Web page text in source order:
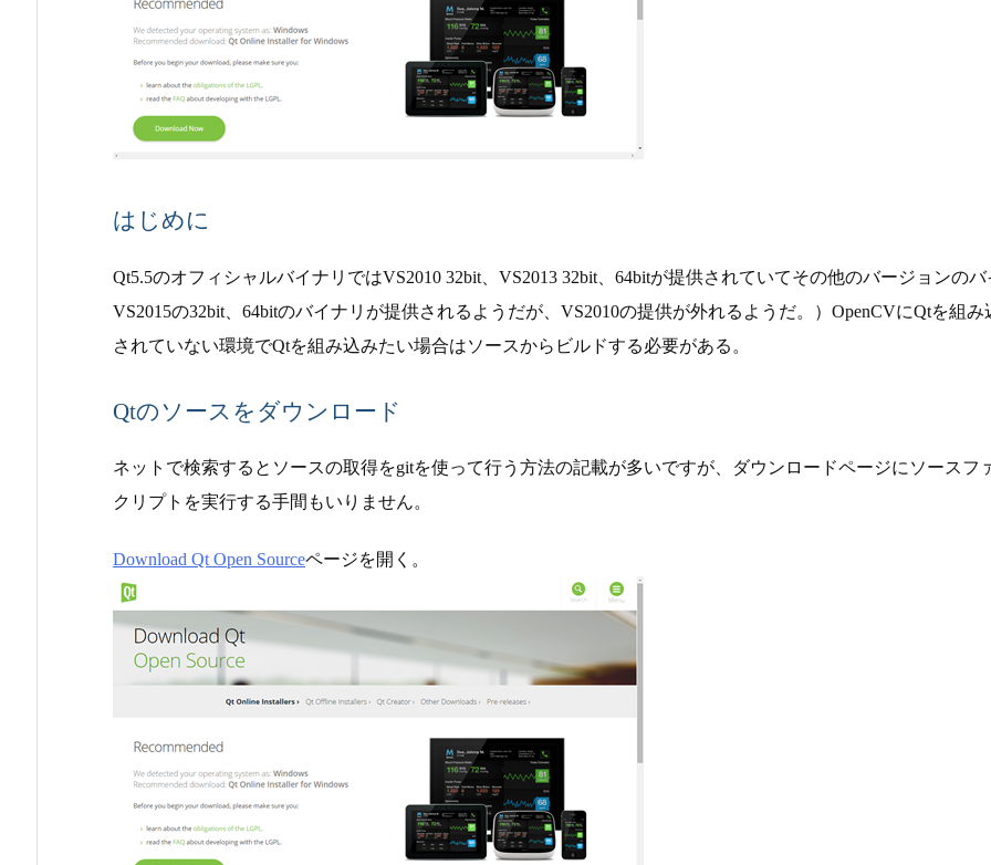
はじめに
Qt5.5のオフィシャルバイナリではVS2010 32bit、VS2013 32bit、64bitが提供されていてその他のバージョンの
VS2015の32bit、64bitのバイナリが提供されるようだが、VS2010の提供が外れるようだ。）OpenCVにQtを組
されていない環境でQtを組み込みたい場合はソースからビルドする必要がある。
Qtのソースをダウンロード
ネットで検索するとソースの取得をgitを使って行う方法の記載が多いですが、ダウンロードページにソースフ
クリプトを実行する手間もいりません。
Download Qt Open Sourceページを開く。